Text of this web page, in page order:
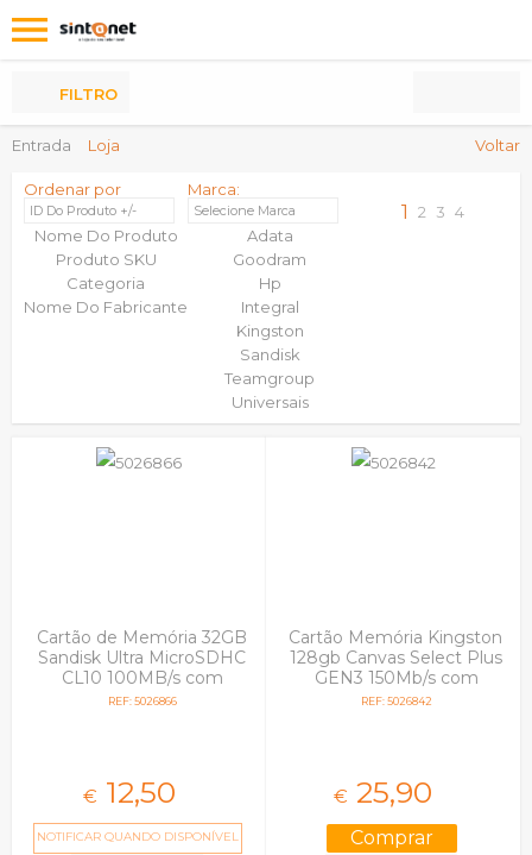
Entrada Loja Voltar
FILTRO
Ordenar por
ID Do Produto +/-
Nome Do Produto
Produto SKU
Categoria
Nome Do Fabricante
Marca:
Selecione Marca
Adata
Goodram
Hp
Integral
Kingston
Sandisk
Teamgroup
Universais
1 2 3 4
Cartão de Memória 32GB
Sandisk Ultra MicroSDHC
CL10 100MB/s com
Adaptador SD em Blister
REF: 5026866
€ 12,50
NOTIFICAR QUANDO DISPONÍVEL
Cartão Memória Kingston
128gb Canvas Select Plus
GEN3 150Mb/s com
Adaptador SD
REF: 5026842
€ 25,90